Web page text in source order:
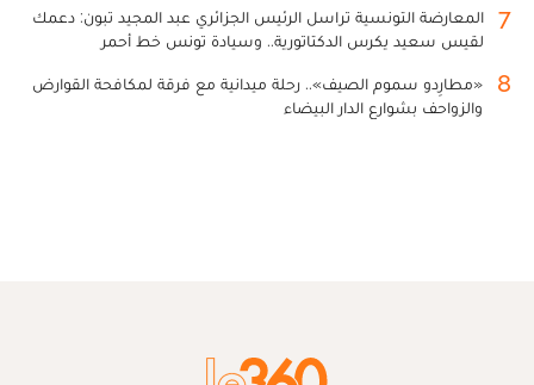
7
المعارضة التونسية تراسل الرئيس الجزائري عبد المجيد تبون: دعمك
لقيس سعيد يكرس الدكتاتورية.. وسيادة تونس خط أحمر
8
«مطارِدو سموم الصيف».. رحلة ميدانية مع فرقة لمكافحة القوارض
والزواحف بشوارع الدار البيضاء